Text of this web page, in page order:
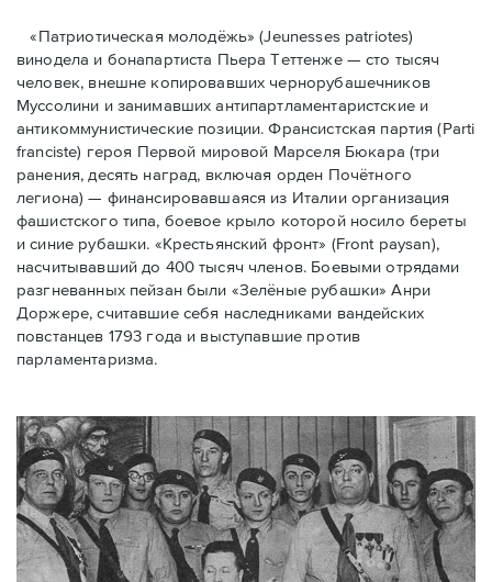
«Патриотическая молодёжь» (Jeunesses patriotes)
винодела и бонапартиста Пьера Тeттенже — cто тысяч
человек, внешне копировавших чернорубашечников
Муссолини и занимавших антипартламентаристские и
антикоммунистические позиции. Франсистская партия (Parti
franciste) героя Первой мировой Марселя Бюкара (три
ранения, десять наград, включая орден Почётного
легиона) — финансировавшаяся из Италии организация
фашистского типа, боевое крыло которой носило береты
и синие рубашки. «Крестьянский фронт» (Front paysan),
насчитывавший до 400 тысяч членов. Боевыми отрядами
разгневанных пейзан были «Зелёные рубашки» Анри
Доржере, считавшие себя наследниками вандейских
повстанцев 1793 года и выступавшие против
парламентаризма.